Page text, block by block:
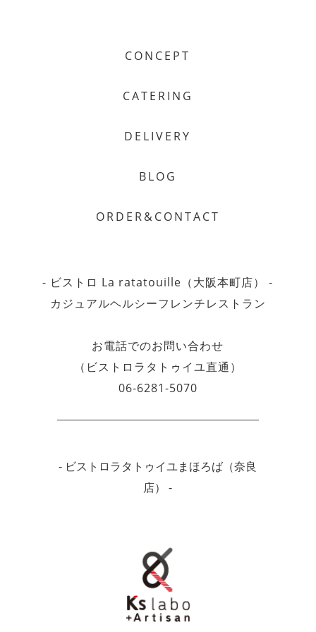
CONCEPT
CATERING
DELIVERY
BLOG
ORDER&CONTACT
- ビストロ La ratatouille（大阪本町店） -
カジュアルヘルシーフレンチレストラン
お電話でのお問い合わせ
（ビストロラタトゥイユ直通）
06-6281-5070
- ビストロラタトゥイユまほろば（奈良
店） -